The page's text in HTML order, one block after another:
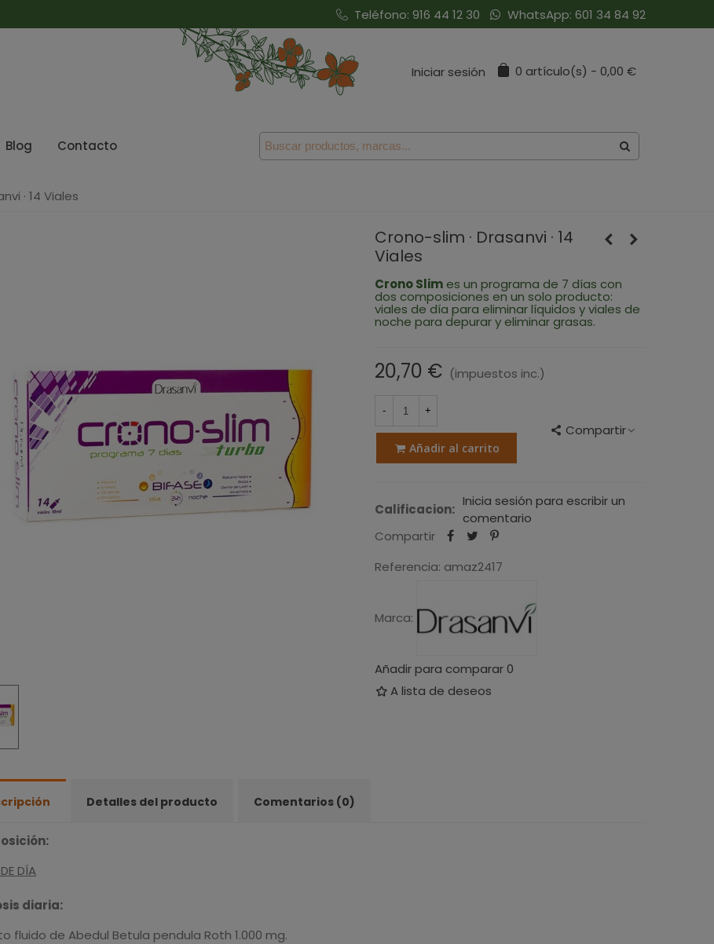
Teléfono: 916 44 12 30 WhatsApp: 601 34 84 92
Iniciar sesión 0 artículo(s) - 0,00 €
Blog Contacto
· 14 Viales
Crono-slim · Drasanvi · 14
Viales
Crono Slimes un programa de 7 días con
dos composiciones en un solo producto:
viales de día para eliminar líquidos y viales de
noche para depurar y eliminar grasas.
20,70 € (impuestos inc.)
- +
Añadir al carrito
Compartir
Calificacion:
Inicia sesión para escribir un
comentario
Compartir
Referencia: amaz2417
Marca:
Añadir para comparar0
A lista de deseos
Detalles del producto Comentarios (0)
DÍA
diaria:
fluido de Abedul Betula pendula Roth 1.000 mg.